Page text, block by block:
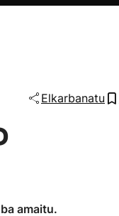
Elkarbanatu
amaitu.